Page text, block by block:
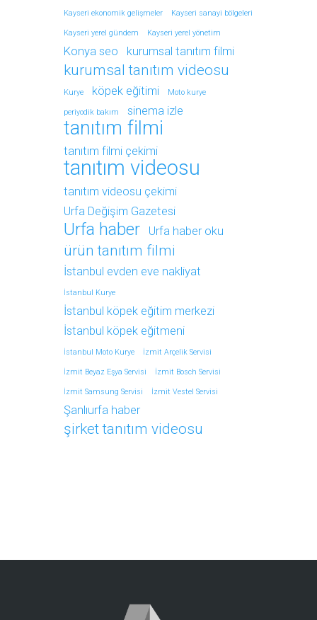
Kayseri ekonomik gelişmeler Kayseri sanayi bölgeleri
Kayseri yerel gündem Kayseri yerel yönetim
Konya seo kurumsal tanıtım filmi
kurumsal tanıtım videosu
Kurye köpek eğitimi Moto kurye
periyodik bakım sinema izle
tanıtım filmi
tanıtım filmi çekimi
tanıtım videosu
tanıtım videosu çekimi
Urfa Değişim Gazetesi
Urfa haber Urfa haber oku
ürün tanıtım filmi
İstanbul evden eve nakliyat
İstanbul Kurye
İstanbul köpek eğitim merkezi
İstanbul köpek eğitmeni
İstanbul Moto Kurye İzmit Arçelik Servisi
İzmit Beyaz Eşya Servisi İzmit Bosch Servisi
İzmit Samsung Servisi İzmit Vestel Servisi
Şanlıurfa haber
şirket tanıtım videosu